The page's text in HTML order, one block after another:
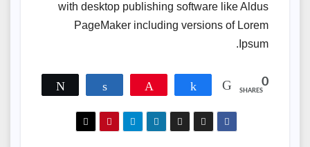
with desktop publishing software like Aldus
PageMaker including versions of Lorem
Ipsum.
Share 0
SHARES